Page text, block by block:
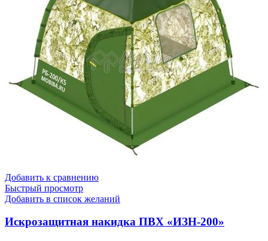
Добавить к сравнению
Быстрый просмотр
Добавить в список желаний
Искрозащитная накидка ПВХ «ИЗН-200»